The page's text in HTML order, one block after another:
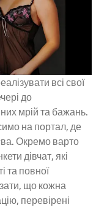
всі свої
до
мрій та бажань.
на портал, де
Окремо варто
дівчат, які
та повної
що кожна
перевірені